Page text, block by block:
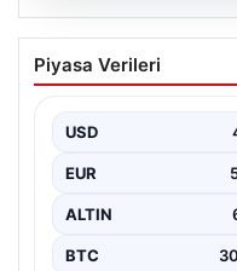
07.08.2026
ABD Merkez
Sabit Tuttu
uyumlu olarak politika
yüzde…
Piyasa Verileri
USD
EUR
ALTIN
BTC